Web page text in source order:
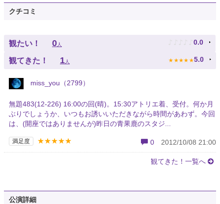
クチコミ
観たい！ 0人 ♪ ♪ ♪ ♪ ♪ 0.0
観てきた！ 1人 ★ ★ ★ ★ ★ 5.0
miss_you（2799）
無題483(12-226) 16:00の回(晴)。15:30アトリエ着、受付。何か月
ぶりでしょうか、いつもお誘いいただきながら時間があわず。今回
は、(開座ではありませんが)昨日の青果鹿のスタジ...
満足度 ★★★★★ 0 2012/10/08 21:00
観てきた！一覧へ
公演詳細